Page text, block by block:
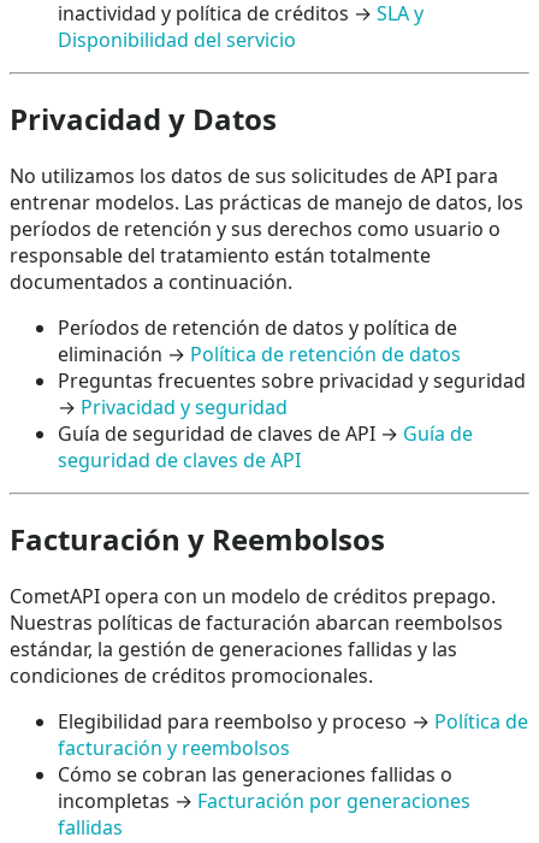
inactividad y política de créditos → SLA y
Disponibilidad del servicio
Privacidad y Datos
No utilizamos los datos de sus solicitudes de API para
entrenar modelos. Las prácticas de manejo de datos, los
períodos de retención y sus derechos como usuario o
responsable del tratamiento están totalmente
documentados a continuación.
Períodos de retención de datos y política de
eliminación → Política de retención de datos
Preguntas frecuentes sobre privacidad y seguridad
→ Privacidad y seguridad
Guía de seguridad de claves de API → Guía de
seguridad de claves de API
Facturación y Reembolsos
CometAPI opera con un modelo de créditos prepago.
Nuestras políticas de facturación abarcan reembolsos
estándar, la gestión de generaciones fallidas y las
condiciones de créditos promocionales.
Elegibilidad para reembolso y proceso → Política de
facturación y reembolsos
Cómo se cobran las generaciones fallidas o
incompletas → Facturación por generaciones
fallidas